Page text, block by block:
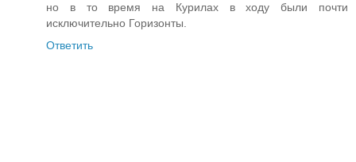
но в то время на Курилах в ходу были почти
исключительно Горизонты.
Ответить